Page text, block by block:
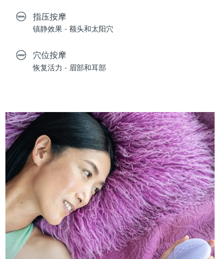
指压按摩
镇静效果 - 额头和太阳穴
穴位按摩
恢复活力 - 眉部和耳部